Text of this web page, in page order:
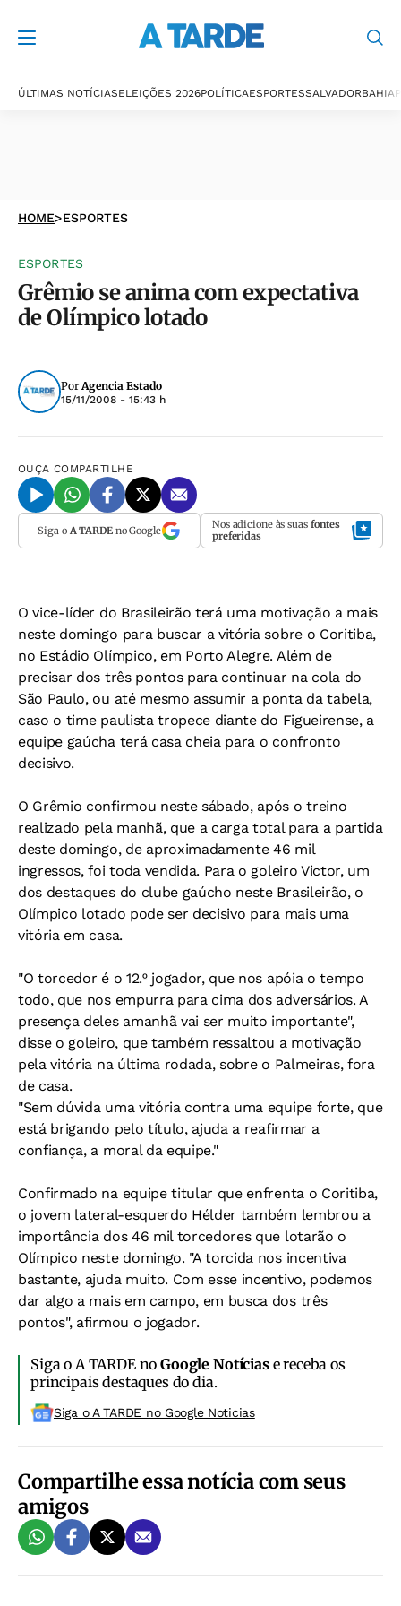
ÚLTIMAS NOTÍCIASELEIÇÕES 2026POLÍTICAESPORTESSALVADORBAHIA
HOME>ESPORTES
ESPORTES
Grêmio se anima com expectativa
de Olímpico lotado
PorAgencia Estado
15/11/2008 - 15:43 h
OUÇA COMPARTILHE
Siga o A TARDEno Google Nos adicione às suas fontes
preferidas
O vice-líder do Brasileirão terá uma motivação a mais
neste domingo para buscar a vitória sobre o Coritiba,
no Estádio Olímpico, em Porto Alegre. Além de
precisar dos três pontos para continuar na cola do
São Paulo, ou até mesmo assumir a ponta da tabela,
caso o time paulista tropece diante do Figueirense, a
equipe gaúcha terá casa cheia para o confronto
decisivo.
O Grêmio confirmou neste sábado, após o treino
realizado pela manhã, que a carga total para a partida
deste domingo, de aproximadamente 46 mil
ingressos, foi toda vendida. Para o goleiro Victor, um
dos destaques do clube gaúcho neste Brasileirão, o
Olímpico lotado pode ser decisivo para mais uma
vitória em casa.
"O torcedor é o 12.º jogador, que nos apóia o tempo
todo, que nos empurra para cima dos adversários. A
presença deles amanhã vai ser muito importante",
disse o goleiro, que também ressaltou a motivação
pela vitória na última rodada, sobre o Palmeiras, fora
de casa.
"Sem dúvida uma vitória contra uma equipe forte, que
está brigando pelo título, ajuda a reafirmar a
confiança, a moral da equipe."
Confirmado na equipe titular que enfrenta o Coritiba,
o jovem lateral-esquerdo Hélder também lembrou a
importância dos 46 mil torcedores que lotarão o
Olímpico neste domingo. "A torcida nos incentiva
bastante, ajuda muito. Com esse incentivo, podemos
dar algo a mais em campo, em busca dos três
pontos", afirmou o jogador.
Siga o A TARDE noGoogle Notíciase receba os
principais destaques do dia.
Siga o A TARDE no Google Noticias
Compartilhe essa notícia com seus
amigos